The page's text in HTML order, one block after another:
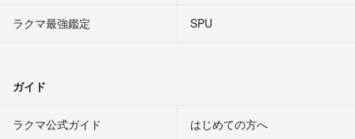
ラクマ最強鑑定
SPU
ガイド
ラクマ公式ガイド はじめての方へ